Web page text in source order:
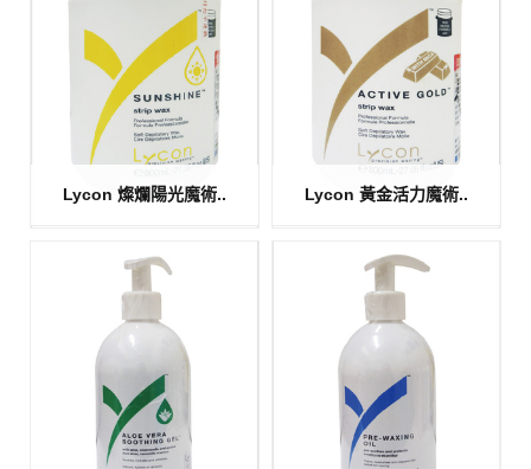
Lycon 燦爛陽光魔術.. Lycon 黃金活力魔術..